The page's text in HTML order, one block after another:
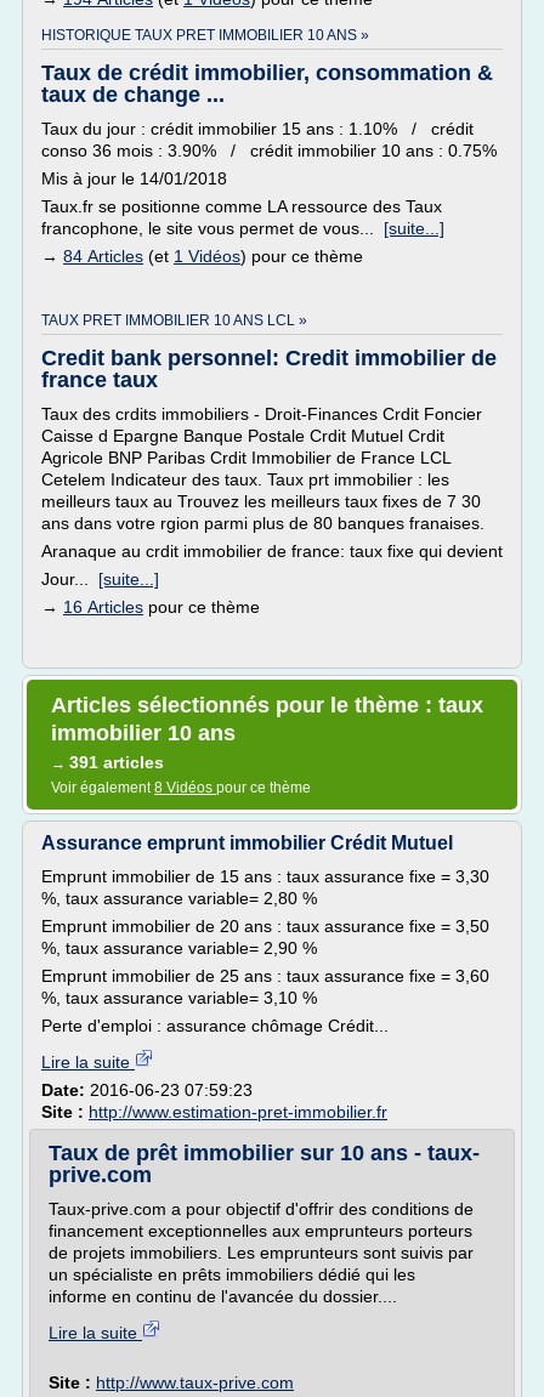
HISTORIQUE TAUX PRET IMMOBILIER 10 ANS »
Taux de crédit immobilier, consommation &
taux de change ...
Taux du jour : crédit immobilier 15 ans : 1.10% / crédit
conso 36 mois : 3.90% / crédit immobilier 10 ans : 0.75%
Mis à jour le 14/01/2018
Taux.fr se positionne comme LA ressource des Taux
francophone, le site vous permet de vous... [suite...]
→ 84 Articles (et 1 Vidéos) pour ce thème
TAUX PRET IMMOBILIER 10 ANS LCL »
Credit bank personnel: Credit immobilier de
france taux
Taux des crdits immobiliers - Droit-Finances Crdit Foncier
Caisse d Epargne Banque Postale Crdit Mutuel Crdit
Agricole BNP Paribas Crdit Immobilier de France LCL
Cetelem Indicateur des taux. Taux prt immobilier : les
meilleurs taux au Trouvez les meilleurs taux fixes de 7 30
ans dans votre rgion parmi plus de 80 banques franaises.
Aranaque au crdit immobilier de france: taux fixe qui devient
Jour... [suite...]
→ 16 Articles pour ce thème
Articles sélectionnés pour le thème : taux
immobilier 10 ans
→ 391 articles
Voir également8 Vidéos pour ce thème
Assurance emprunt immobilier Crédit Mutuel
Emprunt immobilier de 15 ans : taux assurance fixe = 3,30
%, taux assurance variable= 2,80 %
Emprunt immobilier de 20 ans : taux assurance fixe = 3,50
%, taux assurance variable= 2,90 %
Emprunt immobilier de 25 ans : taux assurance fixe = 3,60
%, taux assurance variable= 3,10 %
Perte d'emploi : assurance chômage Crédit...
Lire la suite
Date: 2016-06-23 07:59:23
Site : http://www.estimation-pret-immobilier.fr
Taux de prêt immobilier sur 10 ans - taux-
prive.com
Taux-prive.com a pour objectif d'offrir des conditions de
financement exceptionnelles aux emprunteurs porteurs
de projets immobiliers. Les emprunteurs sont suivis par
un spécialiste en prêts immobiliers dédié qui les
informe en continu de l'avancée du dossier....
Lire la suite
Site : http://www.taux-prive.com